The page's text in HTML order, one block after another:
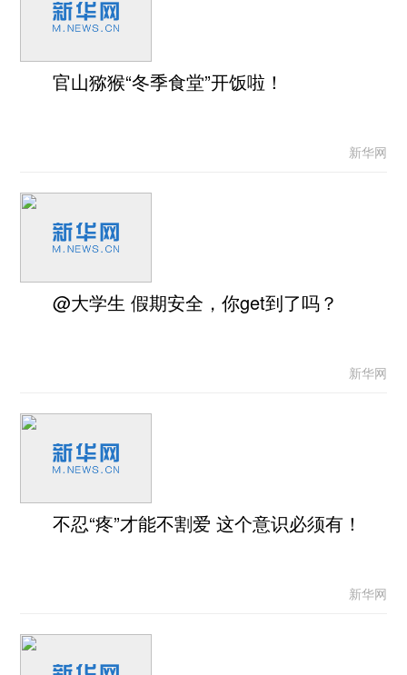
官山猕猴“冬季食堂”开饭啦！
新华网
@大学生 假期安全，你get到了吗？
新华网
不忍“疼”才能不割爱 这个意识必须有！
新华网